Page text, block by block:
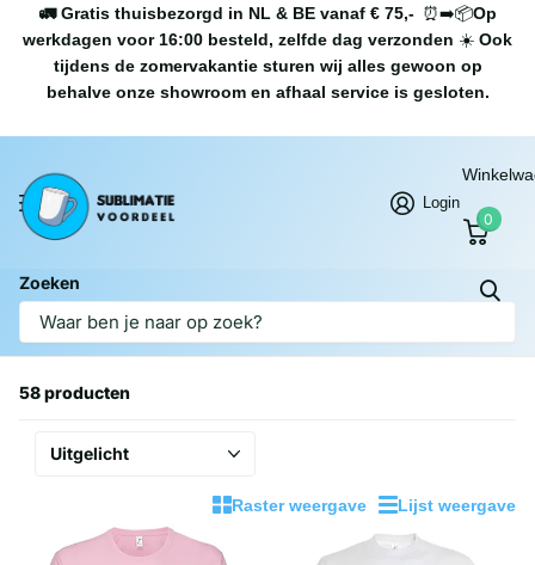
🚛 Gratis thuisbezorgd in NL & BE vanaf € 75,-⏰➡️📦Op
werkdagen voor 16:00 besteld, zelfde dag verzonden ☀️ Ook
tijdens de zomervakantie sturen wij alles gewoon op
behalve onze showroom en afhaal service is gesloten.
Zoeken
Login
0
Homepage
Textiel
58 producten
Raster weergave Lijst weergave